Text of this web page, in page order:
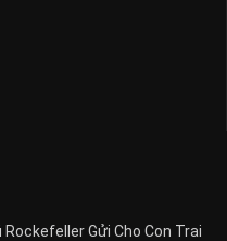
Gửi Cho Con Trai